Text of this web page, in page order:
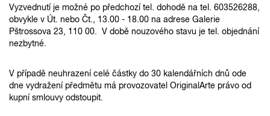
Vyzvednutí je možné po předchozí tel. dohodě na tel. 603526288,
obvykle v Út. nebo Čt., 13.00 - 18.00 na adrese Galerie
Pštrossova 23, 110 00. V době nouzového stavu je tel. objednání
nezbytné.
V případě neuhrazení celé částky do 30 kalendářních dnů ode
dne vydražení předmětu má provozovatel OriginalArte právo od
kupní smlouvy odstoupit.